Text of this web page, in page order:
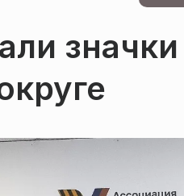
значки